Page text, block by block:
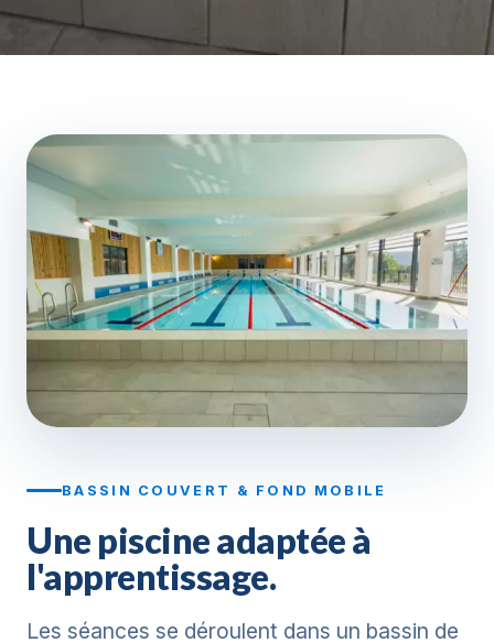
BASSIN COUVERT & FOND MOBILE
Une piscine adaptée à
l'apprentissage.
Les séances se déroulent dans un bassin de